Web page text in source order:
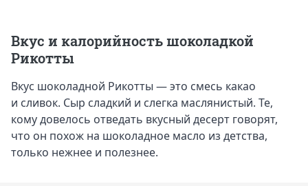
Вкус и калорийность шоколадкой
Рикотты
Вкус шоколадной Рикотты — это смесь какао
и сливок. Сыр сладкий и слегка маслянистый. Те,
кому довелось отведать вкусный десерт говорят,
что он похож на шоколадное масло из детства,
только нежнее и полезнее.